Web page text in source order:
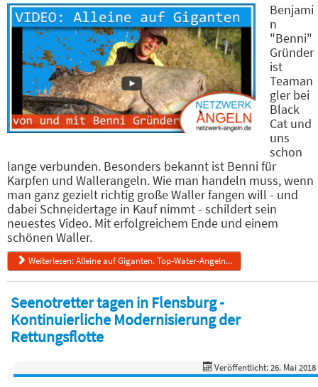
Benjami
n
"Benni"
Gründer
ist
Teaman
gler bei
Black
Cat und
uns
schon
lange verbunden. Besonders bekannt ist Benni für
Karpfen und Wallerangeln. Wie man handeln muss, wenn
man ganz gezielt richtig große Waller fangen will - und
dabei Schneidertage in Kauf nimmt - schildert sein
neuestes Video. Mit erfolgreichem Ende und einem
schönen Waller.
Weiterlesen: Alleine auf Giganten. Top-Water-Angeln...
Seenotretter tagen in Flensburg -
Kontinuierliche Modernisierung der
Rettungsflotte
Veröffentlicht: 26. Mai 2018